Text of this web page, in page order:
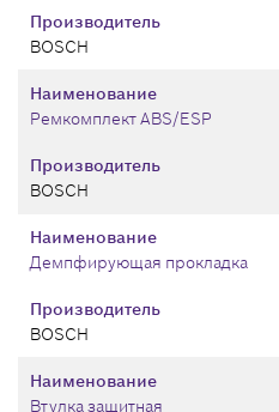
Производитель
BOSCH
Производитель
BOSCH
Наименование
Ремкомплект ABS/ESP
Производитель
BOSCH
Наименование
Демпфирующая прокладка
Наименование
Втулка защитная